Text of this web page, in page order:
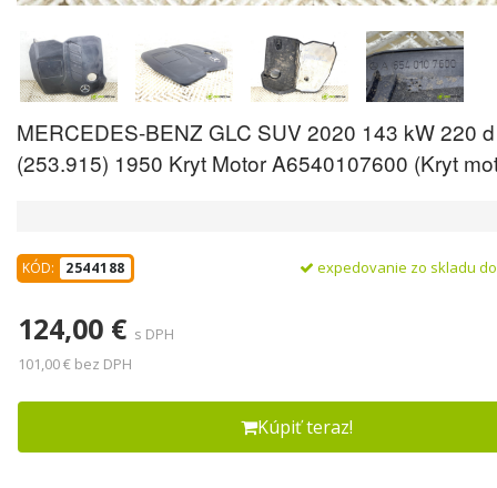
MERCEDES-BENZ GLC SUV 2020 143 kW 220
(253.915) 1950 Kryt Motor A6540107600 (Kryt
KÓD: 2544188 expedovanie zo skladu
124,00 € s DPH
101,00 € bez DPH
Kúpiť teraz!